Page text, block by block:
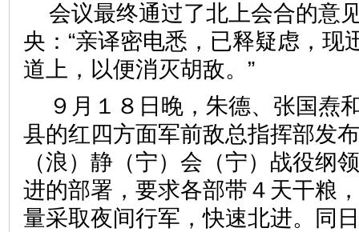
会议最终通过了北上会合的意
央：“亲译密电悉，已释疑虑，现
道上，以便消灭胡敌。”
９月１８日晚，朱德、张国焘
县的红四方面军前敌总指挥部发
（浪）静（宁）会（宁）战役纲
进的部署，要求各部带４天干粮
量采取夜间行军，快速北进。同